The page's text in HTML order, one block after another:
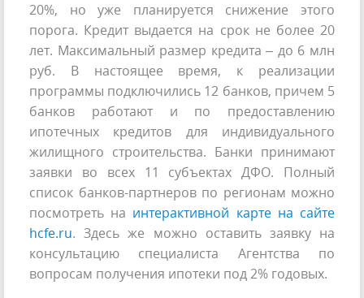
20%, но уже планируется снижение этого
порога. Кредит выдается на срок не более 20
лет. Максимальный размер кредита – до 6 млн
руб. В настоящее время, к реализации
программы подключились 12 банков, причем 5
банков работают и по предоставлению
ипотечных кредитов для индивидуального
жилищного строительства. Банки принимают
заявки во всех 11 субъектах ДФО. Полный
список банков-партнеров по регионам можно
посмотреть на интерактивной карте на сайте
hcfe.ru. Здесь же можно оставить заявку на
консультацию специалиста Агентства по
вопросам получения ипотеки под 2% годовых.